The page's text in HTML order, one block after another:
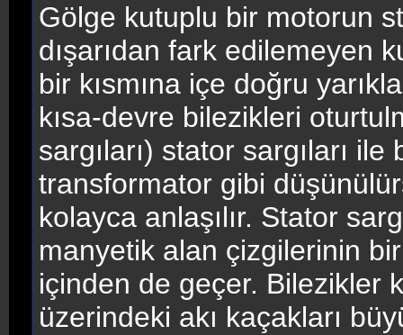
Gölge kutuplu bir motorun
dışarıdan fark edilemeyen
bir kısmına içe doğru
kısa-devre bilezikleri
sargıları) stator sargıları
transformator gibi
kolayca anlaşılır. Stator
manyetik alan çizgilerinin
içinden de geçer. Bilezikler
üzerindeki akı kaçakları